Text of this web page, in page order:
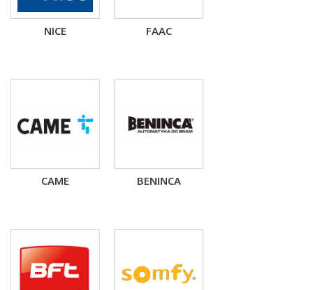
NICE FAAC
CAME BENINCA